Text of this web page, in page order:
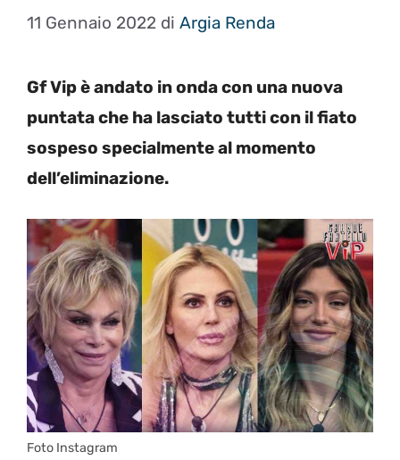
11 Gennaio 2022 di Argia Renda
Gf Vip è andato in onda con una nuova
puntata che ha lasciato tutti con il fiato
sospeso specialmente al momento
dell’eliminazione.
Foto Instagram